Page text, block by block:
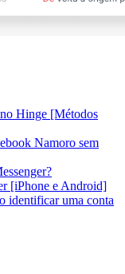
Hinge [Métodos
Namoro sem
[iPhone e Android]
identificar uma conta